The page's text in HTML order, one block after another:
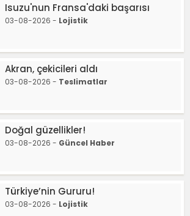
Isuzu'nun Fransa'daki başarısı
03-08-2026 - Lojistik
Akran, çekicileri aldı
03-08-2026 - Teslimatlar
Doğal güzellikler!
03-08-2026 - Güncel Haber
Türkiye’nin Gururu!
03-08-2026 - Lojistik